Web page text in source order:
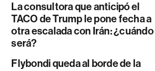
La consultora que anticipó el
TACO de Trump le pone fecha a
otra escalada con Irán: ¿cuándo
será?
Flybondi queda al borde de la